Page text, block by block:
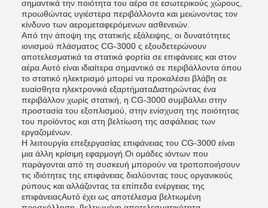
σημαντικά την ποιότητα του αέρα σε εσωτερικούς χώρους,
προωθώντας υγιέστερα περιβάλλοντα και μειώνοντας τον
κίνδυνο των αερομεταφερόμενων ασθενειών.
Από την άποψη της στατικής εξάλειψης, οι δυνατότητες
ιονισμού πλάσματος CG-3000 ς εξουδετερώνουν
αποτελεσματικά τα στατικά φορτία σε επιφάνειες και στον
αέρα.Αυτό είναι ιδιαίτερα σημαντικό σε περιβάλλοντα όπου
το στατικό ηλεκτρισμό μπορεί να προκαλέσει βλάβη σε
ευαίσθητα ηλεκτρονικά εξαρτήματαΔιατηρώντας ένα
περιβάλλον χωρίς στατική, η CG-3000 συμβάλλει στην
προστασία του εξοπλισμού, στην ενίσχυση της ποιότητας
του προϊόντος και στη βελτίωση της ασφάλειας των
εργαζομένων.
Η λειτουργία επεξεργασίας επιφάνειας του CG-3000 είναι
μια άλλη κρίσιμη εφαρμογή.Οι ομάδες ιόντων που
παράγονται από τη συσκευή μπορούν να τροποποιήσουν
τις ιδιότητες της επιφάνειας διαλύοντας τους οργανικούς
ρύπους και αλλάζοντας τα επίπεδα ενέργειας της
επιφάνειαςΑυτό έχει ως αποτέλεσμα βελτιωμένη